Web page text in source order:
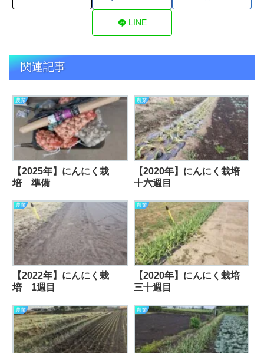
LINE
関連記事
農業
【2025年】にんにく栽
培 準備
農業
【2020年】にんにく栽培
十六週目
農業
【2022年】にんにく栽
培 1週目
農業
【2020年】にんにく栽培
三十週目
農業 農業